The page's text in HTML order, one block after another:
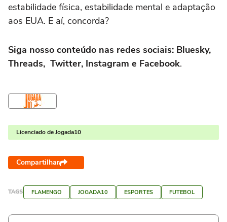
estabilidade física, estabilidade mental e adaptação
aos EUA. E aí, concorda?
Siga nosso conteúdo nas redes sociais: Bluesky,
Threads, Twitter, Instagram e Facebook.
Licenciado de Jogada10
Compartilhar
TAGS FLAMENGO JOGADA10 ESPORTES FUTEBOL